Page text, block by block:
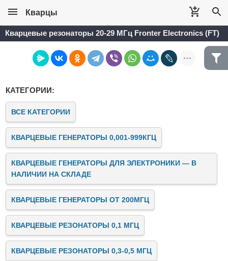
Кварцы
Кварцевые резонаторы 20-29 МГц Fronter Electronics (FT)
КАТЕГОРИИ:
ВСЕ КАТЕГОРИИ
КВАРЦЕВЫЕ ГЕНЕРАТОРЫ 0,001-999КГЦ
КВАРЦЕВЫЕ ГЕНЕРАТОРЫ ДЛЯ ЭЛЕКТРОНИКИ — В
НАЛИЧИИ НА СКЛАДЕ
КВАРЦЕВЫЕ ГЕНЕРАТОРЫ ОТ 200МГЦ
КВАРЦЕВЫЕ РЕЗОНАТОРЫ 0,1 МГЦ
КВАРЦЕВЫЕ РЕЗОНАТОРЫ 0,3-0,5 МГЦ